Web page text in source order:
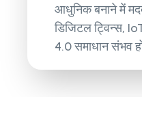
आधुनिक बनाने में
डिजिटल ट्विन्स,
4.0 समाधान संभव